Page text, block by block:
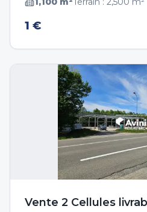
1 €
Vente 2 Cellules